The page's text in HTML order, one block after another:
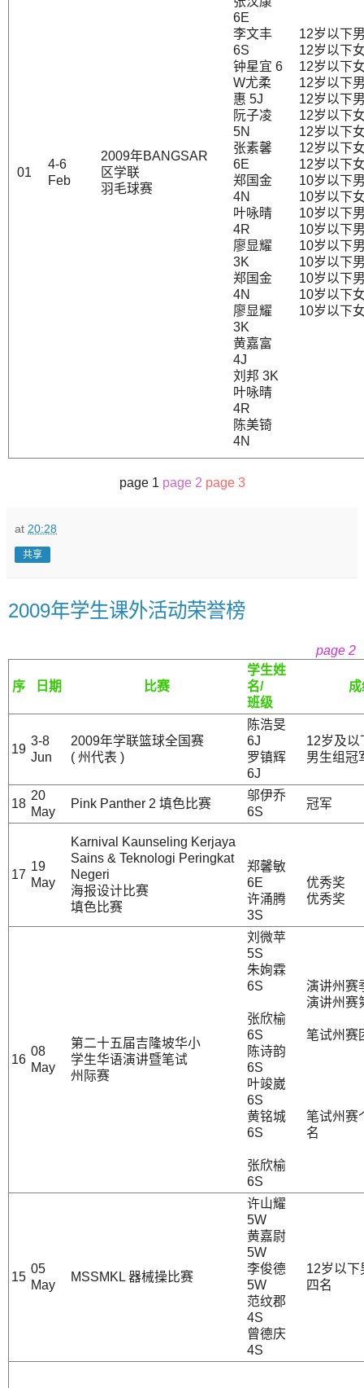
01
4-6
Feb
2009年BANGSAR
区学联
羽毛球赛
6E
李文丰
6S
钟星宜 6
W尤柔
惠 5J
阮子凌
5N
张素馨
6E
郑国金
4N
叶咏晴
4R
廖显耀
3K
郑国金
4N
廖显耀
3K
黄嘉富
4J
刘邦 3K
叶咏晴
4R
陈美锜
4N
12岁以下
12岁以下
12岁以下
12岁以下
12岁以下
12岁以下
12岁以下
12岁以下
12岁以下
10岁以下
10岁以下
10岁以下
10岁以下
10岁以下
10岁以下
10岁以下
10岁以下
10岁以下
page 1 page 2 page 3
at 20:28
共享
2009年学生课外活动荣誉榜
page 2
序 日期 比赛
学生姓
名/
班级
19
3-8
Jun
2009年学联篮球全国赛
( 州代表 )
陈浩旻
6J
罗镇辉
6J
12岁及以
男生组冠
18
20
May
Pink Panther 2 填色比赛
邬伊乔
6S
冠军
17
19
May
Karnival Kaunseling Kerjaya
Sains & Teknologi Peringkat
Negeri
海报设计比赛
填色比赛
郑馨敏
6E
许涌腾
3S
优秀奖
优秀奖
16
08
May
第二十五届吉隆坡华小
学生华语演讲暨笔试
州际赛
刘微苹
5S
朱姰霖
6S
张欣榆
6S
陈诗韵
6S
叶竣崴
6S
黄铭城
6S
张欣榆
6S
演讲州赛
演讲州赛
笔试州赛
笔试州赛
名
15
05
May
MSSMKL 器械操比赛
许山耀
5W
黄嘉尉
5W
李俊德
5W
范纹郡
4S
曾德庆
4S
12岁以下
四名